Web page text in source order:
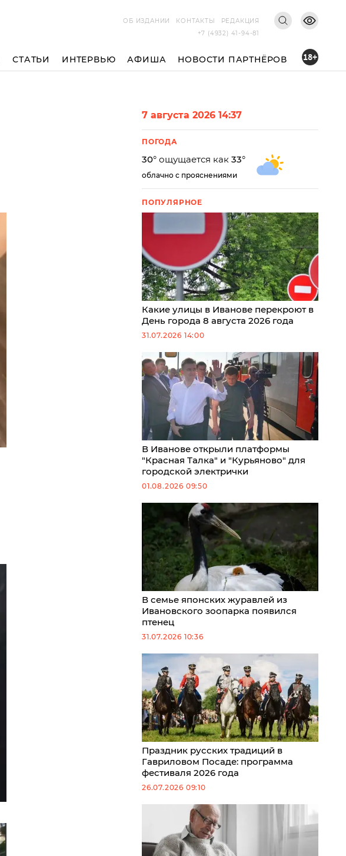
ОБ ИЗДАНИИ
КОНТАКТЫ
РЕДАКЦИЯ
+7 (4932) 41-94-81
СТАТЬИ ИНТЕРВЬЮ АФИША НОВОСТИ ПАРТНЁРОВ 18+
7 августа 2026 14:37
ПОГОДА
30° ощущается как 33°
облачно с прояснениями
ПОПУЛЯРНОЕ
Какие улицы в Иванове перекроют в
День города 8 августа 2026 года
31.07.2026 14:00
В Иванове открыли платформы
"Красная Талка" и "Курьяново" для
городской электрички
01.08.2026 09:50
В семье японских журавлей из
Ивановского зоопарка появился
птенец
31.07.2026 10:36
Праздник русских традиций в
Гавриловом Посаде: программа
фестиваля 2026 года
26.07.2026 09:10